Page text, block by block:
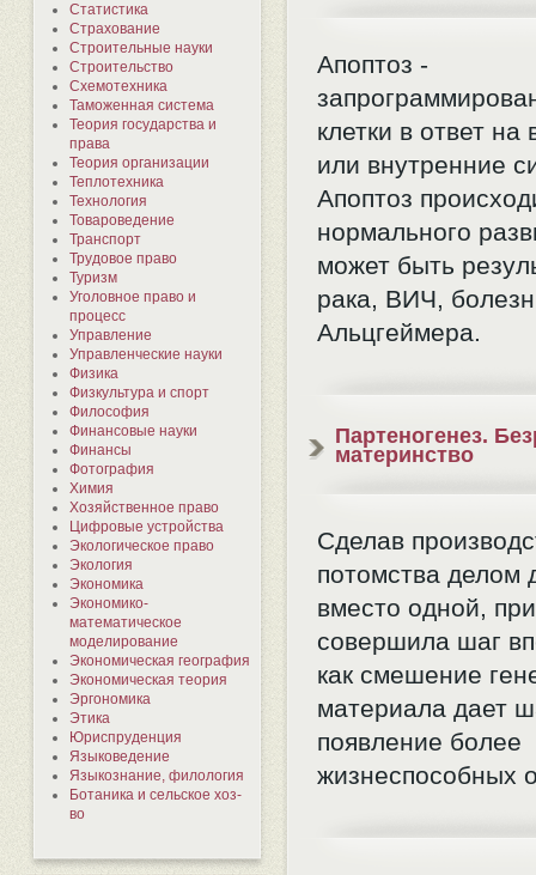
Статистика
Страхование
Строительные науки
Строительство
Схемотехника
Таможенная система
Теория государства и
права
Теория организации
Теплотехника
Технология
Товароведение
Транспорт
Трудовое право
Туризм
Уголовное право и
процесс
Управление
Управленческие науки
Физика
Физкультура и спорт
Философия
Финансовые науки
Финансы
Фотография
Химия
Хозяйственное право
Цифровые устройства
Экологическое право
Экология
Экономика
Экономико-
математическое
моделирование
Экономическая география
Экономическая теория
Эргономика
Этика
Юриспруденция
Языковедение
Языкознание, филология
Ботаника и сельское хоз-
во
Апоптоз -
клетки в ответ
или внутренние
Апоптоз
нормального
может быть
рака, ВИЧ,
Альцгеймера.
Партеногенез.
материнство
Сделав
потомства делом
вместо одной,
совершила шаг
как смешение
материала дает
появление более
жизнеспособных